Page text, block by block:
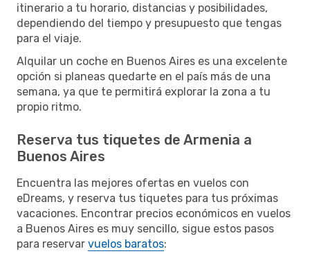
itinerario a tu horario, distancias y posibilidades,
dependiendo del tiempo y presupuesto que tengas
para el viaje.
Alquilar un coche en Buenos Aires es una excelente
opción si planeas quedarte en el país más de una
semana, ya que te permitirá explorar la zona a tu
propio ritmo.
Reserva tus tiquetes de Armenia a
Buenos Aires
Encuentra las mejores ofertas en vuelos con
eDreams, y reserva tus tiquetes para tus próximas
vacaciones. Encontrar precios económicos en vuelos
a Buenos Aires es muy sencillo, sigue estos pasos
para reservar vuelos baratos: